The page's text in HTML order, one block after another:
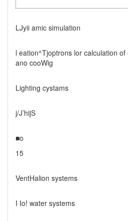
LJyii amic simulation
l eation^Tjoptrons lor calculation
ano cooWig
Lighting cystams
j/J’hijS
■o
15
VentHalion systems
I Io! water systems